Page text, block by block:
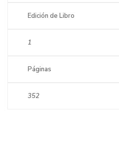
Edición de Libro
1
Páginas
352